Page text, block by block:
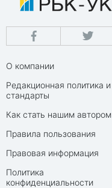
О компании
Редакционная политика и
стандарты
Как стать нашим автором
Правила пользования
Правовая информация
Политика
конфиденциальности